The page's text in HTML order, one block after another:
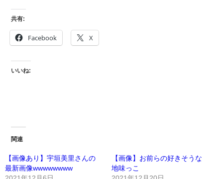
共有:
Facebook X
いいね:
関連
【画像あり】宇垣美里さんの
最新画像wwwwwwww
【画像】お前らの好きそうな
地味っこ